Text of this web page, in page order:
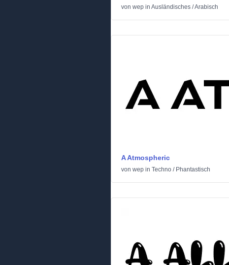
von wep in Ausländisches /Arabisch
A Atmospheric
von wep in Techno / Phantastisch